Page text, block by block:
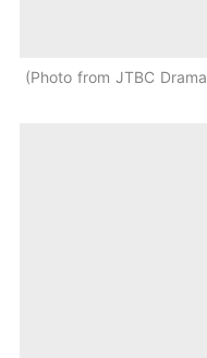
Photo from JTBC Drama